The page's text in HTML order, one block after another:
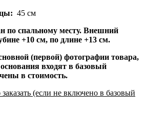
45 см
по спальному месту. Внешний
+10 см, по длине +13 см.
(первой) фотографии товара,
входят в базовый
в стоимость.
(если не включено в базовый